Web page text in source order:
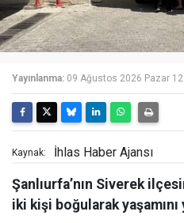
Yayınlanma: 09 Ağustos 2026 Pazar
Kaynak: İhlas Haber Ajansı
Şanlıurfa’nın Siverek
iki kişi boğularak